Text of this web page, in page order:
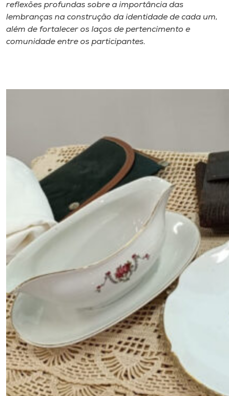
reflexões profundas sobre a importância das
lembranças na construção da identidade de cada um,
além de fortalecer os laços de pertencimento e
comunidade entre os participantes.